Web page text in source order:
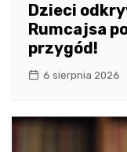
Dzieci
Rumcajsa
przygód!
6 sierpnia 2026